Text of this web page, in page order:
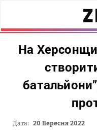
На
Дата: 20 Вересня 2022